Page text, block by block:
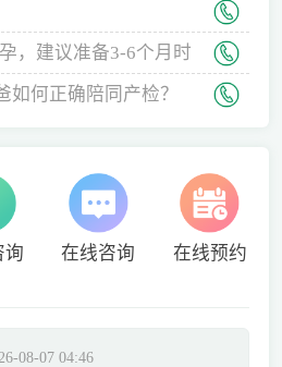
，建议准备3-6个月时
如何正确陪同产检？
询 在线咨询 在线预约
08-07 04:46